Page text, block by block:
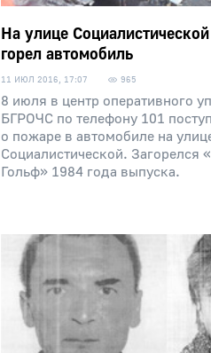
На улице
горел автомобиль
11 ИЮЛ 2016, 17:07 965
8 июля в центр оперативного
БГРОЧС по телефону 101
о пожаре в автомобиле на
Социалистической. Загорелся
Гольф» 1984 года выпуска.